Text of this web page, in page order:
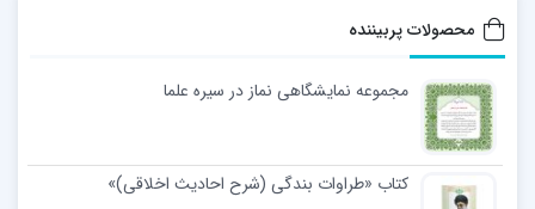
محصولات پربیننده
مجموعه نمایشگاهی نماز در سیره علما
کتاب «طراوات بندگی (شرح احادیث اخلاقی)»